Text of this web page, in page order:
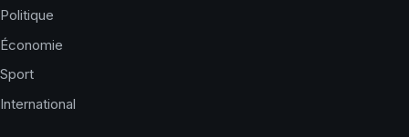
Politique
Économie
Sport
International